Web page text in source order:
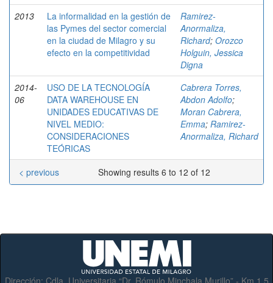
2013
La informalidad en la gestión de
las Pymes del sector comercial
en la ciudad de Milagro y su
efecto en la competitividad
Ramirez-
Anormaliza,
Richard; Orozco
Holguin, Jessica
Digna
2014-
06
USO DE LA TECNOLOGÍA
DATA WAREHOUSE EN
UNIDADES EDUCATIVAS DE
NIVEL MEDIO:
CONSIDERACIONES
TEÓRICAS
Cabrera Torres,
Abdon Adolfo;
Moran Cabrera,
Emma; Ramirez-
Anormaliza, Richard
Showing results 6 to 12 of 12
< previous
Dirección: Cdla. Universitaria “Dr. Rómulo Minchala Murillo” - Km.1.5